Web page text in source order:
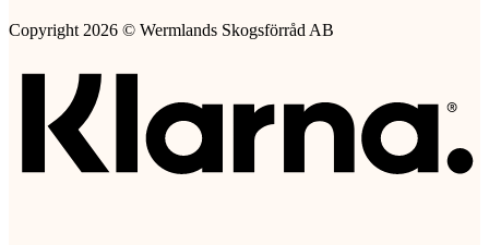
Copyright 2026 © Wermlands Skogsförråd AB